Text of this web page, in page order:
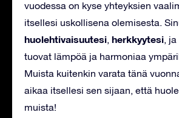
vuodessa on kyse yhteyksien
itsellesi uskollisena olemisesta.
huolehtivaisuutesi, herkkyytesi, ja
tuovat lämpöä ja harmoniaa
Muista kuitenkin varata tänä
aikaa itsellesi sen sijaan, että
muista!